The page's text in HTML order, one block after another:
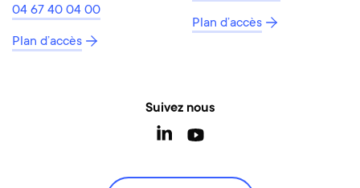
04 67 40 04 00
Plan d’accès
Plan d’accès
Suivez nous